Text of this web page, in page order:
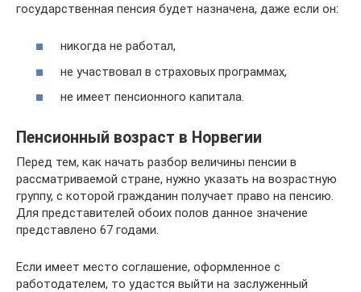
государственная пенсия будет назначена, даже если он:
никогда не работал,
не участвовал в страховых программах,
не имеет пенсионного капитала.
Пенсионный возраст в Норвегии
Перед тем, как начать разбор величины пенсии в
рассматриваемой стране, нужно указать на возрастную
группу, с которой гражданин получает право на пенсию.
Для представителей обоих полов данное значение
представлено 67 годами.
Если имеет место соглашение, оформленное с
работодателем, то удастся выйти на заслуженный